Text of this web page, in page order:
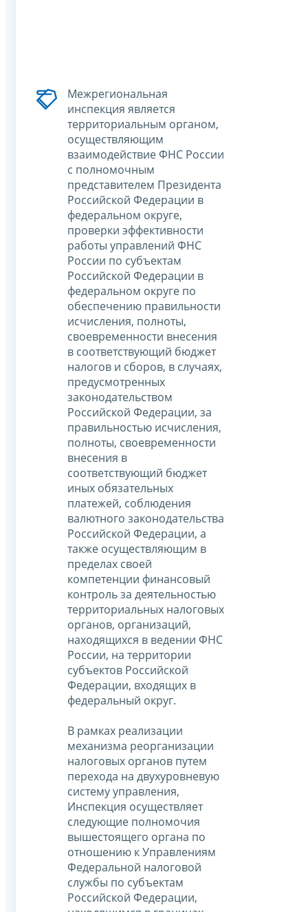
Межрегиональная
инспекция является
территориальным органом,
осуществляющим
взаимодействие ФНС России
с полномочным
представителем Президента
Российской Федерации в
федеральном округе,
проверки эффективности
работы управлений ФНС
России по субъектам
Российской Федерации в
федеральном округе по
обеспечению правильности
исчисления, полноты,
своевременности внесения
в соответствующий бюджет
налогов и сборов, в случаях,
предусмотренных
законодательством
Российской Федерации, за
правильностью исчисления,
полноты, своевременности
внесения в
соответствующий бюджет
иных обязательных
платежей, соблюдения
валютного законодательства
Российской Федерации, а
также осуществляющим в
пределах своей
компетенции финансовый
контроль за деятельностью
территориальных налоговых
органов, организаций,
находящихся в ведении ФНС
России, на территории
субъектов Российской
Федерации, входящих в
федеральный округ.
В рамках реализации
механизма реорганизации
налоговых органов путем
перехода на двухуровневую
систему управления,
Инспекция осуществляет
следующие полномочия
вышестоящего органа по
отношению к Управлениям
Федеральной налоговой
службы по субъектам
Российской Федерации,